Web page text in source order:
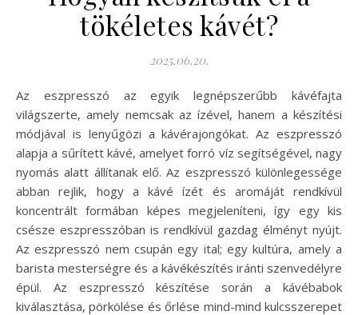
tökéletes kávét?
2025.06.20.
Az eszpresszó az egyik legnépszerűbb kávéfajta
világszerte, amely nemcsak az ízével, hanem a készítési
módjával is lenyűgözi a kávérajongókat. Az eszpresszó
alapja a sűrített kávé, amelyet forró víz segítségével, nagy
nyomás alatt állítanak elő. Az eszpresszó különlegessége
abban rejlik, hogy a kávé ízét és aromáját rendkívül
koncentrált formában képes megjeleníteni, így egy kis
csésze eszpresszóban is rendkívül gazdag élményt nyújt.
Az eszpresszó nem csupán egy ital; egy kultúra, amely a
barista mesterségre és a kávékészítés iránti szenvedélyre
épül. Az eszpresszó készítése során a kávébabok
kiválasztása, pörkölése és őrlése mind-mind kulcsszerepet